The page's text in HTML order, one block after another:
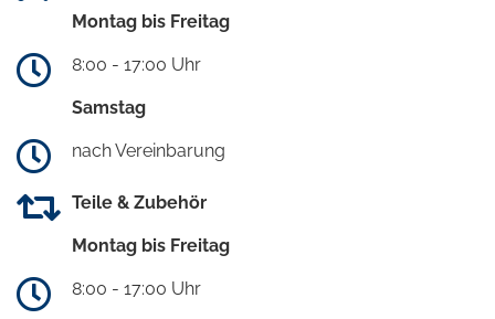
Montag bis Freitag
8:00 - 17:00 Uhr
Samstag
nach Vereinbarung
Teile & Zubehör
Montag bis Freitag
8:00 - 17:00 Uhr